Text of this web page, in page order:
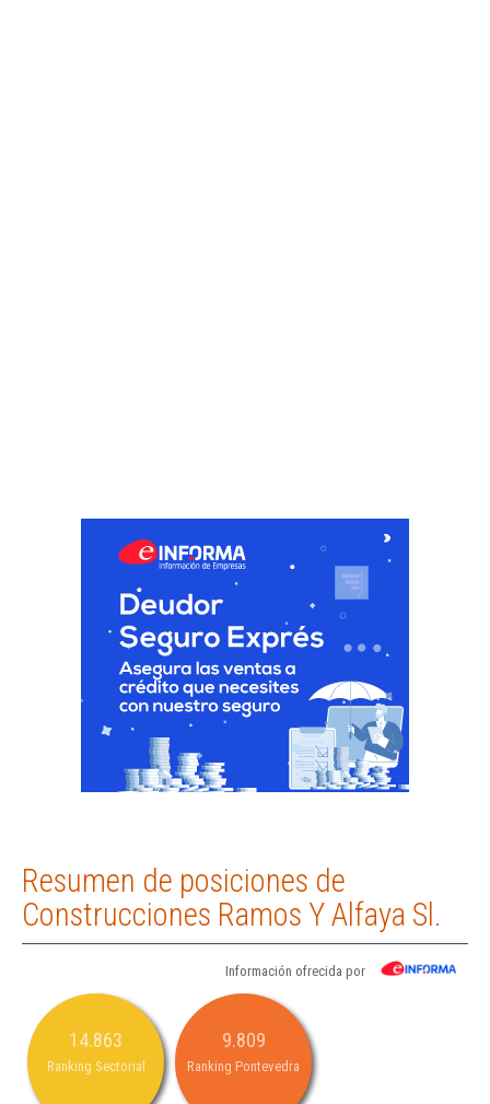
Resumen de posiciones de
Construcciones Ramos Y Alfaya Sl.
Información ofrecida por
14.863
Ranking Sectorial
9.809
Ranking Pontevedra